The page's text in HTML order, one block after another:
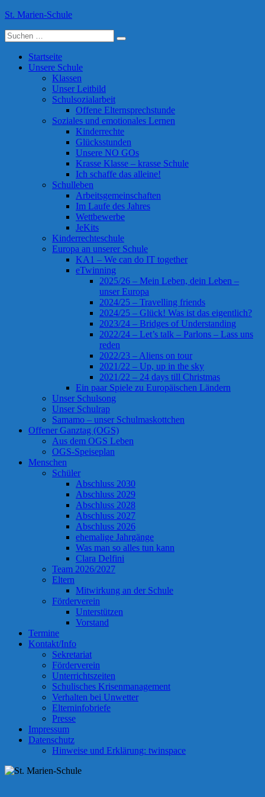
Skip
content
St. Marien-Schule
Katholische Grundschule in Moers
Suche
nach:
Startseite
Unsere Schule
Klassen
Unser Leitbild
Schulsozialarbeit
Offene Elternsprechstunde
Soziales und emotionales Lernen
Kinderrechte
Glücksstunden
Unsere NO GOs
Krasse Klasse – krasse Schule
Ich schaffe das alleine!
Schulleben
Arbeitsgemeinschaften
Im Laufe des Jahres
Wettbewerbe
JeKits
Kinderrechteschule
Europa an unserer Schule
KA1 – We can do IT together
eTwinning
2025/26 – Mein Leben, dein Leben –
unser Europa
2024/25 – Travelling friends
2024/25 – Glück! Was ist das eigentlich?
2023/24 – Bridges of Understanding
2022/24 – Let’s talk – Parlons – Lass uns
reden
2022/23 – Aliens on tour
2021/22 – Up, up in the sky
2021/22 – 24 days till Christmas
Ein paar Spiele zu Europäischen Ländern
Unser Schulsong
Unser Schulrap
Samamo – unser Schulmaskottchen
Offener Ganztag (OGS)
Aus dem OGS Leben
OGS-Speiseplan
Menschen
Schüler
Abschluss 2030
Abschluss 2029
Abschluss 2028
Abschluss 2027
Abschluss 2026
ehemalige Jahrgänge
Was man so alles tun kann
Clara Delfini
Team 2026/2027
Eltern
Mitwirkung an der Schule
Förderverein
Unterstützen
Vorstand
Termine
Kontakt/Info
Sekretariat
Förderverein
Unterrichtszeiten
Schulisches Krisenmanagement
Verhalten bei Unwetter
Elterninfobriefe
Presse
Impressum
Datenschutz
Hinweise und Erklärung: twinspace